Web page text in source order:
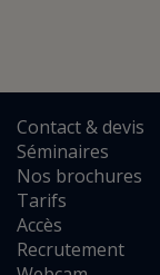
Contact&devis
Séminaires
Nos brochures
Tarifs
Accès
Recrutement